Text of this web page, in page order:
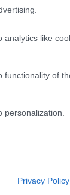
analytics like
functionality of
including
Privacy Policy
a Dóm